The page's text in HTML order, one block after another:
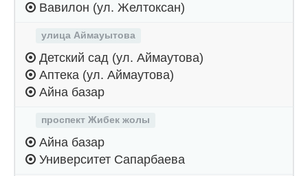
Вавилон (ул. Желтоксан)
улица Аймауытова
Детский сад (ул. Аймаутова)
Аптека (ул. Аймаутова)
Айна базар
проспект Жибек жолы
Айна базар
Университет Сапарбаева